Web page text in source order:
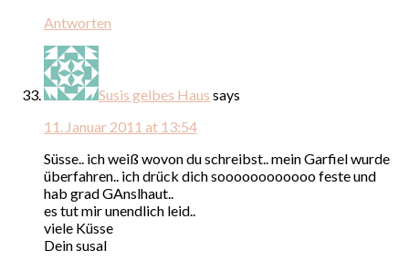
Antworten
Susis gelbes Haus says
11. Januar 2011 at 13:54
Süsse.. ich weiß wovon du schreibst.. mein Garfiel wurde
überfahren.. ich drück dich soooooooooooo feste und
hab grad GAnslhaut..
es tut mir unendlich leid..
viele Küsse
Dein susal